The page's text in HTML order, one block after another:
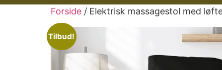
Forside / Elektrisk massagestol med
Tilbud!